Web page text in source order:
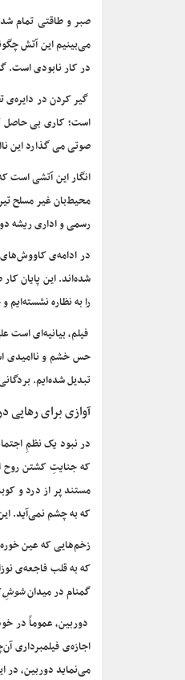
صبر و طاقتی تمام
می‌بینیم این آتش
در کار نابودی است.
گیر کردن در دایره‌ی
است؛ کاری بی حاصل
صوتی می گذارد این
انگار این آتشی است
محیط‌‌بان غیر مسلح
رسمی و اداری ریشه
در ادامه‌ی
شده‌اند. این پایان
را به نظاره
فیلم، بیانیه‌ای است
حس خشم و ناامیدی
تبدیل شده‌ایم.
آوازی برای
در نبود یک نظمِ
که جنایتِ کشتن روح
مستند پر از درد و
که به چشم نمی‌آید.
زخم‌هایی که عین خوره
که به قلب فاجعه‌ی
گمنام در میدانشوشِ
دوربین، عموماً در
اجازه‌ی فیلمبرداری
می‌نماید دوربین، در